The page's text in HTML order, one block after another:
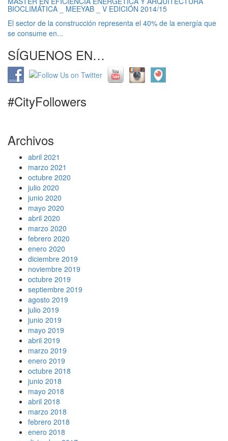
BIOCLIMÁTICA _ MEEYAB _ V EDICIÓN 2014/15
El sector de la construcción representa el 40% de la energía que
se consume en...
SÍGUENOS EN…
#CityFollowers
Archivos
abril 2021
marzo 2021
octubre 2020
julio 2020
junio 2020
mayo 2020
abril 2020
marzo 2020
febrero 2020
enero 2020
diciembre 2019
noviembre 2019
octubre 2019
septiembre 2019
agosto 2019
julio 2019
junio 2019
mayo 2019
abril 2019
marzo 2019
enero 2019
octubre 2018
junio 2018
mayo 2018
abril 2018
marzo 2018
febrero 2018
enero 2018